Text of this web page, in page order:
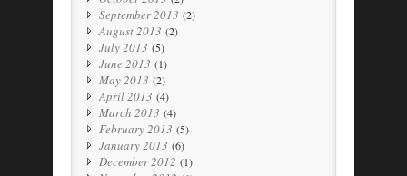
September 2013 (2)
August 2013 (2)
July 2013 (5)
June 2013 (1)
May 2013 (2)
April 2013 (4)
March 2013 (4)
February 2013 (5)
January 2013 (6)
December 2012 (1)